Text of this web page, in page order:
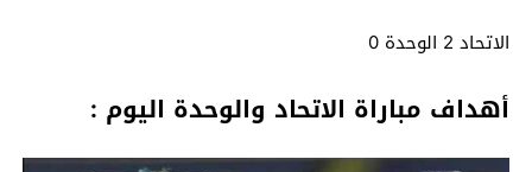
الاتحاد 2 الوحدة 0
أهداف مباراة الاتحاد والوحدة اليوم :